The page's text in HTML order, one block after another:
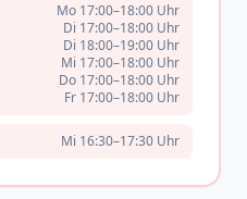
Mo 17:00–18:00 Uhr
Di 17:00–18:00 Uhr
Di 18:00–19:00 Uhr
Mi 17:00–18:00 Uhr
Do 17:00–18:00 Uhr
Fr 17:00–18:00 Uhr
Mi 16:30–17:30 Uhr